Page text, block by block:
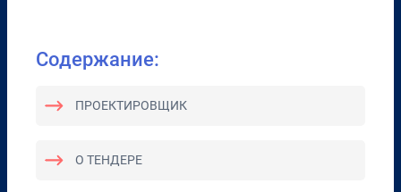
Содержание:
ПРОЕКТИРОВЩИК
О ТЕНДЕРЕ